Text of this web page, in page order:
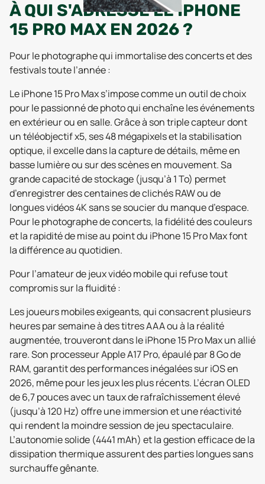
À QUI S'ADRESSE LE IPHONE
15 PRO MAX EN 2026 ?
Pour le photographe qui immortalise des concerts et des
festivals toute l’année :
Le iPhone 15 Pro Max s’impose comme un outil de choix
pour le passionné de photo qui enchaîne les événements
en extérieur ou en salle. Grâce à son triple capteur dont
un téléobjectif x5, ses 48 mégapixels et la stabilisation
optique, il excelle dans la capture de détails, même en
basse lumière ou sur des scènes en mouvement. Sa
grande capacité de stockage (jusqu’à 1 To) permet
d’enregistrer des centaines de clichés RAW ou de
longues vidéos 4K sans se soucier du manque d’espace.
Pour le photographe de concerts, la fidélité des couleurs
et la rapidité de mise au point du iPhone 15 Pro Max font
la différence au quotidien.
Pour l’amateur de jeux vidéo mobile qui refuse tout
compromis sur la fluidité :
Les joueurs mobiles exigeants, qui consacrent plusieurs
heures par semaine à des titres AAA ou à la réalité
augmentée, trouveront dans le iPhone 15 Pro Max un allié
rare. Son processeur Apple A17 Pro, épaulé par 8 Go de
RAM, garantit des performances inégalées sur iOS en
2026, même pour les jeux les plus récents. L’écran OLED
de 6,7 pouces avec un taux de rafraîchissement élevé
(jusqu’à 120 Hz) offre une immersion et une réactivité
qui rendent la moindre session de jeu spectaculaire.
L’autonomie solide (4441 mAh) et la gestion efficace de la
dissipation thermique assurent des parties longues sans
surchauffe gênante.